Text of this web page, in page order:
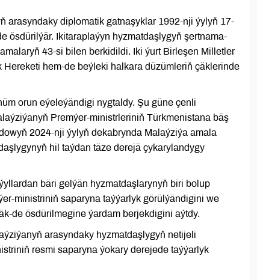
arasyndaky diplomatik gatnaşyklar 1992-nji ýylyň 17-
ösdürilýär. Ikitaraplaýyn hyzmatdaşlygyň şertnama-
43-si bilen berkidildi. Iki ýurt Birleşen Milletler
hem-de beýleki halkara düzümleriň çäklerinde
orun eýeleýändigi nygtaldy. Şu güne çenli
Premýer-ministrleriniň Türkmenistana bäş
2024-nji ýylyň dekabrynda Malaýziýa amala
hil taýdan täze derejä çykarylandygy
bäri gelýän hyzmatdaşlarynyň biri bolup
ministriniň saparyna taýýarlyk görülýändigini we
de ösdürilmegine ýardam berjekdigini aýtdy.
arasyndaky hyzmatdaşlygyň netijeli
resmi saparyna ýokary derejede taýýarlyk